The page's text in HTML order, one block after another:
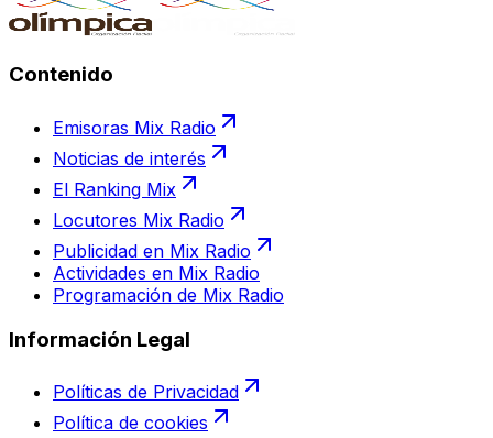
Contenido
Emisoras Mix Radio
Noticias de interés
El Ranking Mix
Locutores Mix Radio
Publicidad en Mix Radio
Actividades en Mix Radio
Programación de Mix Radio
Información Legal
Políticas de Privacidad
Política de cookies